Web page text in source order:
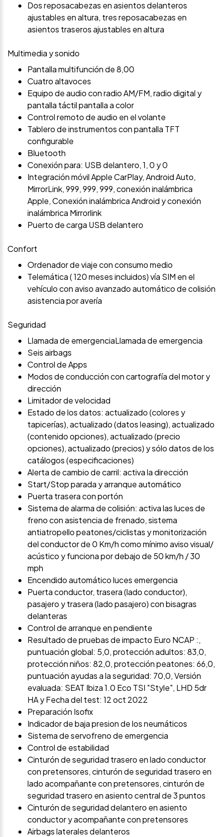
Dos reposacabezas en asientos delanteros
ajustables en altura, tres reposacabezas en
asientos traseros ajustables en altura
Multimedia y sonido
Pantalla multifunción de 8,00
Cuatro altavoces
Equipo de audio con radio AM/FM, radio digital y
pantalla táctil pantalla a color
Control remoto de audio en el volante
Tablero de instrumentos con pantalla TFT
configurable
Bluetooth
Conexión para: USB delantero, 1, 0 y 0
Integración móvil Apple CarPlay, Android Auto,
MirrorLink, 999, 999, 999, conexión inalámbrica
Apple, Conexión inalámbrica Android y conexión
inalámbrica Mirrorlink
Puerto de carga USB delantero
Confort
Ordenador de viaje con consumo medio
Telemática ( 120 meses incluidos) vía SIM en el
vehículo con aviso avanzado automático de colisión
asistencia por avería
Seguridad
Llamada de emergenciaLlamada de emergencia
Seis airbags
Control de Apps
Modos de conducción con cartografía del motor y
dirección
Limitador de velocidad
Estado de los datos: actualizado (colores y
tapicerías), actualizado (datos leasing), actualizado
(contenido opciones), actualizado (precio
opciones), actualizado (precios) y sólo datos de los
catálogos (especificaciones)
Alerta de cambio de carril: activa la dirección
Start/Stop parada y arranque automático
Puerta trasera con portón
Sistema de alarma de colisión: activa las luces de
freno con asistencia de frenado, sistema
antiatropello peatones/ciclistas y monitorización
del conductor de 0 Km/h como mínimo aviso visual/
acústico y funciona por debajo de 50 km/h / 30
mph
Encendido automático luces emergencia
Puerta conductor, trasera (lado conductor),
pasajero y trasera (lado pasajero) con bisagras
delanteras
Control de arranque en pendiente
Resultado de pruebas de impacto Euro NCAP :,
puntuación global: 5,0, protección adultos: 83,0,
protección niños: 82,0, protección peatones: 66,0,
puntuación ayudas a la seguridad: 70,0, Versión
evaluada: SEAT Ibiza 1.0 Eco TSI "Style", LHD 5dr
HA y Fecha del test: 12 oct 2022
Preparación Isofix
Indicador de baja presion de los neumáticos
Sistema de servofreno de emergencia
Control de estabilidad
Cinturón de seguridad trasero en lado conductor
con pretensores, cinturón de seguridad trasero en
lado acompañante con pretensores, cinturón de
seguridad trasero en asiento central de 3 puntos
Cinturón de seguridad delantero en asiento
conductor y acompañante con pretensores
Airbags laterales delanteros